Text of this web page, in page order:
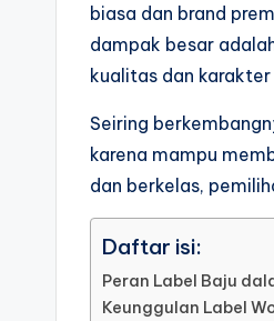
biasa dan brand
dampak besar
kualitas dan karakter
Seiring
karena mampu
dan berkelas,
Daftar isi:
Peran Label Baju
Keunggulan Label